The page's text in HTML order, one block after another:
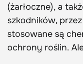
(żarłoczne), a
szkodników,
stosowane są
ochrony roślin.